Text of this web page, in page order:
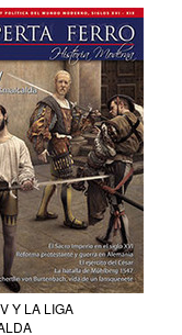
Y LA LIGA